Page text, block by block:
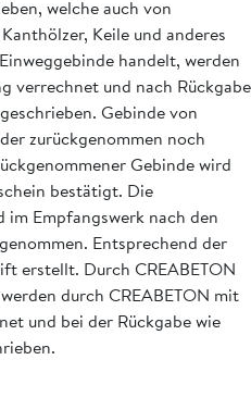
welche auch von
Keile und anderes
handelt, werden
verrechnet und nach Rückgabe
Gebinde von
zurückgenommen noch
Gebinde wird
bestätigt. Die
Empfangswerk nach den
Entsprechend der
erstellt. Durch CREABETON
durch CREABETON mit
und bei der Rückgabe wie